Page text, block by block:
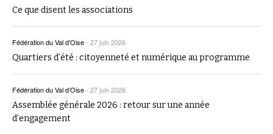
Ce que disent les associations
Fédération du Val d’Oise- 27 juin 2026
Quartiers d’été : citoyenneté et numérique au programme
Fédération du Val d’Oise- 27 juin 2026
Assemblée générale 2026 : retour sur une année
d’engagement